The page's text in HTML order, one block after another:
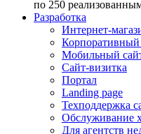
по 250
Разработка
Интернет-
Корпоративный
Мобильный
Сайт-визитка
Портал
Landing page
Техподдержка
Обслуживание
Для агентств